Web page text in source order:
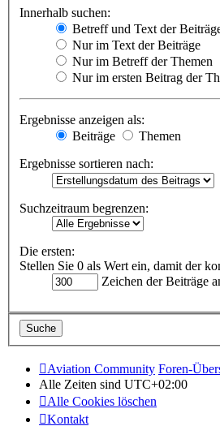
Innerhalb suchen:
Betreff und Text der
Nur im Text der Beiträge
Nur im Betreff der Themen
Nur im ersten Beitrag der
Ergebnisse anzeigen als:
Beiträge
Themen
Ergebnisse sortieren nach:
Suchzeitraum begrenzen:
Die ersten:
Stellen Sie 0 als Wert ein, damit der
Zeichen der Beiträge
Aviation Community Foren-
Alle Zeiten sind UTC+02:00
Alle Cookies löschen
Kontakt